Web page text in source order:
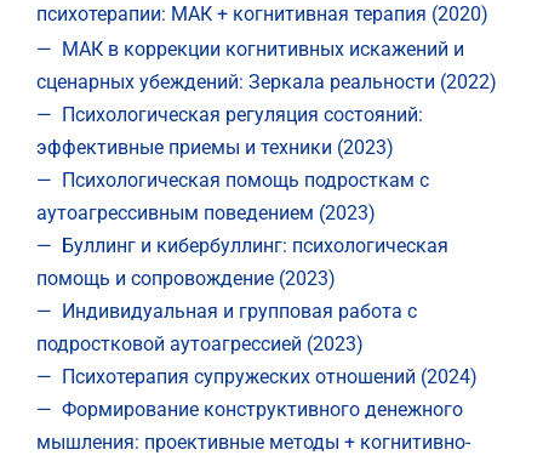
психотерапии: МАК + когнитивная терапия (2020)
— МАК в коррекции когнитивных искажений и
сценарных убеждений: Зеркала реальности (2022)
— Психологическая регуляция состояний:
эффективные приемы и техники (2023)
— Психологическая помощь подросткам с
аутоагрессивным поведением (2023)
— Буллинг и кибербуллинг: психологическая
помощь и сопровождение (2023)
— Индивидуальная и групповая работа с
подростковой аутоагрессией (2023)
— Психотерапия супружеских отношений (2024)
— Формирование конструктивного денежного
мышления: проективные методы + когнитивно-